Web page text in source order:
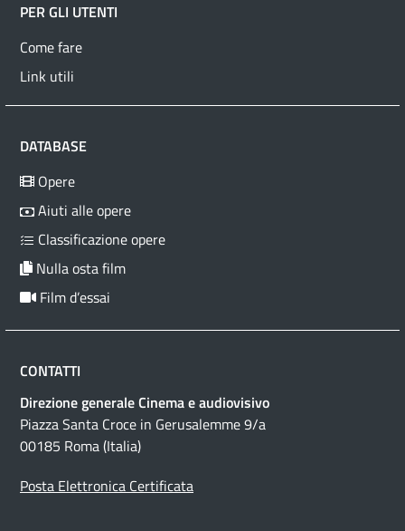
PER GLI UTENTI
Come fare
Link utili
DATABASE
Opere
Aiuti alle opere
Classificazione opere
Nulla osta film
Film d’essai
CONTATTI
Direzione generale Cinema e audiovisivo
Piazza Santa Croce in Gerusalemme 9/a
00185 Roma (Italia)
Posta Elettronica Certificata